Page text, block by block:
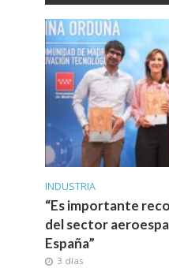
INDUSTRIA
“Es importante
del sector
España”
3 días